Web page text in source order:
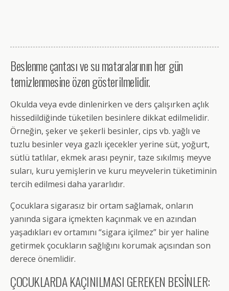
Beslenme çantası ve su mataralarının her gün
temizlenmesine özen gösterilmelidir.
Okulda veya evde dinlenirken ve ders çalışırken açlık
hissedildiğinde tüketilen besinlere dikkat edilmelidir.
Örneğin, şeker ve şekerli besinler, cips vb. yağlı ve
tuzlu besinler veya gazlı içecekler yerine süt, yoğurt,
sütlü tatlılar, ekmek arası peynir, taze sıkılmış meyve
suları, kuru yemişlerin ve kuru meyvelerin tüketiminin
tercih edilmesi daha yararlıdır.
Çocuklara sigarasız bir ortam sağlamak, onların
yanında sigara içmekten kaçınmak ve en azından
yaşadıkları ev ortamını “sigara içilmez” bir yer haline
getirmek çocukların sağlığını korumak açısından son
derece önemlidir.
ÇOCUKLARDA KAÇINILMASI GEREKEN BESİNLER: